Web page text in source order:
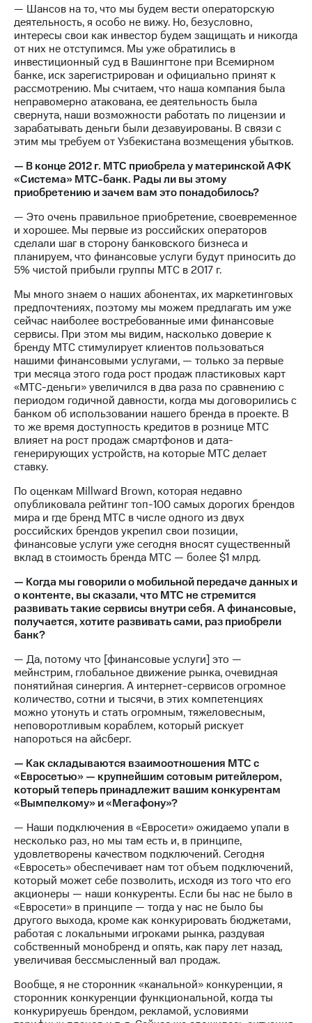
— Шансов на то, что мы будем вести операторскую
деятельность, я особо не вижу. Но, безусловно,
интересы свои как инвестор будем защищать и никогда
от них не отступимся. Мы уже обратились в
инвестиционный суд в Вашингтоне при Всемирном
банке, иск зарегистрирован и официально принят к
рассмотрению. Мы считаем, что наша компания была
неправомерно атакована, ее деятельность была
свернута, наши возможности работать по лицензии и
зарабатывать деньги были дезавуированы. В связи с
этим мы требуем от Узбекистана возмещения убытков.
— В конце 2012 г. МТС приобрела у материнской АФК
«Система» МТС-банк. Рады ли вы этому
приобретению и зачем вам это понадобилось?
— Это очень правильное приобретение, своевременное
и хорошее. Мы первые из российских операторов
сделали шаг в сторону банковского бизнеса и
планируем, что финансовые услуги будут приносить до
5% чистой прибыли группы МТС в 2017 г.
Мы много знаем о наших абонентах, их маркетинговых
предпочтениях, поэтому мы можем предлагать им уже
сейчас наиболее востребованные ими финансовые
сервисы. При этом мы видим, насколько доверие к
бренду МТС стимулирует клиентов пользоваться
нашими финансовыми услугами, — только за первые
три месяца этого года рост продаж пластиковых карт
«МТС-деньги» увеличился в два раза по сравнению с
периодом годичной давности, когда мы договорились с
банком об использовании нашего бренда в проекте. В
то же время доступность кредитов в рознице МТС
влияет на рост продаж смартфонов и дата-
генерирующих устройств, на которые МТС делает
ставку.
По оценкам Millward Brown, которая недавно
опубликовала рейтинг топ-100 самых дорогих брендов
мира и где бренд МТС в числе одного из двух
российских брендов укрепил свои позиции,
финансовые услуги уже сегодня вносят существенный
вклад в стоимость бренда МТС — более $1 млрд.
— Когда мы говорили о мобильной передаче данных и
о контенте, вы сказали, что МТС не стремится
развивать такие сервисы внутри себя. А финансовые,
получается, хотите развивать сами, раз приобрели
банк?
— Да, потому что [финансовые услуги] это —
мейнстрим, глобальное движение рынка, очевидная
понятийная синергия. А интернет-сервисов огромное
количество, сотни и тысячи, в этих компетенциях
можно утонуть и стать огромным, тяжеловесным,
неповоротливым кораблем, который рискует
напороться на айсберг.
— Как складываются взаимоотношения МТС с
«Евросетью» — крупнейшим сотовым ритейлером,
который теперь принадлежит вашим конкурентам
«Вымпелкому» и «Мегафону»?
— Наши подключения в «Евросети» ожидаемо упали в
несколько раз, но мы там есть и, в принципе,
удовлетворены качеством подключений. Сегодня
«Евросеть» обеспечивает нам тот объем подключений,
который может себе позволить, исходя из того что его
акционеры — наши конкуренты. Если бы нас не было в
«Евросети» в принципе — тогда у нас не было бы
другого выхода, кроме как конкурировать бюджетами,
работая с локальными игроками рынка, раздувая
собственный монобренд и опять, как пару лет назад,
увеличивая бессмысленный вал продаж.
Вообще, я не сторонник «канальной» конкуренции, я
сторонник конкуренции функциональной, когда ты
конкурируешь брендом, рекламой, условиями